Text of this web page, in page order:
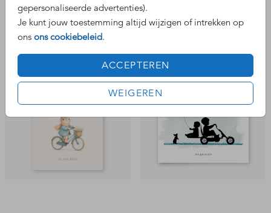
gepersonaliseerde advertenties).
Je kunt jouw toestemming altijd wijzigen of intrekken op
ons ons cookiebeleid.
ACCEPTEREN
WEIGEREN